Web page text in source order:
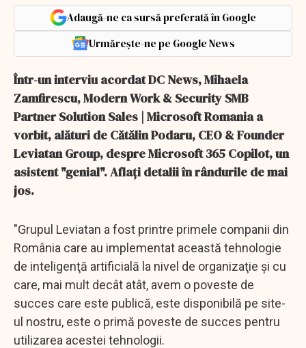
Adaugă-ne ca sursă preferată în Google
Urmărește-ne pe Google News
Într-un interviu acordat DC News, Mihaela
Zamfirescu, Modern Work & Security SMB
Partner Solution Sales | Microsoft Romania a
vorbit, alături de Cătălin Podaru, CEO & Founder
Leviatan Group, despre Microsoft 365 Copilot, un
asistent "genial". Aflaţi detalii în rândurile de mai
jos.
"Grupul Leviatan a fost printre primele companii din
România care au implementat această tehnologie
de inteligenţă artificială la nivel de organizaţie şi cu
care, mai mult decât atât, avem o poveste de
succes care este publică, este disponibilă pe site-
ul nostru, este o primă poveste de succes pentru
utilizarea acestei tehnologii.